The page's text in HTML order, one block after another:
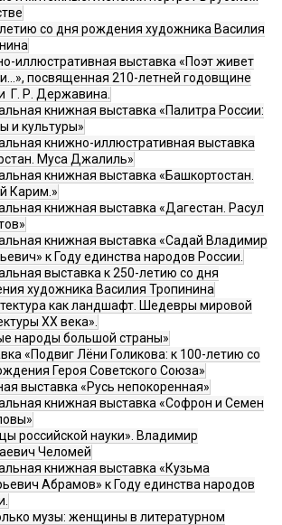
со дня рождения художника Василия
иллюстративная выставка «Поэт живет
посвященная 210-летней годовщине
Г. Р. Державина.
книжная выставка «Палитра России:
и культуры»
книжно-иллюстративная выставка
Муса Джалиль»
книжная выставка «Башкортостан.
Карим.»
книжная выставка «Дагестан. Расул
книжная выставка «Садай Владимир
к Году единства народов России.
выставка к 250-летию со дня
художника Василия Тропинина
как ландшафт. Шедевры мировой
XX века».
народы большой страны»
«Подвиг Лёни Голикова: к 100-летию со
Героя Советского Союза»
выставка «Русь непокоренная»
книжная выставка «Софрон и Семен
российской науки». Владимир
Челомей
книжная выставка «Кузьма
Абрамов» к Году единства народов
музы: женщины в литературном